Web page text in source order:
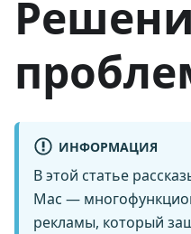
ИНФОРМАЦИЯ
В этой статье
Mac —
рекламы, который